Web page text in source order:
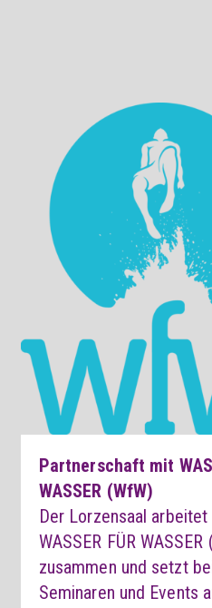
Partnerschaft mit
WASSER (WfW)
Der Lorzensaal
WASSER FÜR WASSER
zusammen und setzt
Seminaren und Events